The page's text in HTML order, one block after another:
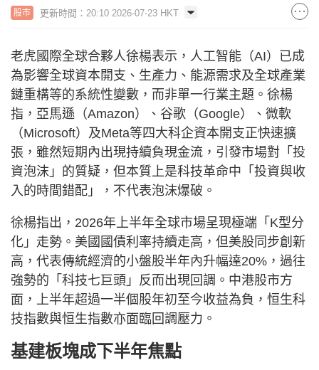
股市 更新時間：20:10 2026-07-23 HKT
老虎國際全球合夥人徐楊表示，人工智能（AI）已成
為影響全球資本開支、生產力、能源需求及全球產業
鏈重構等的系統性變數，而非單一行業主題。徐楊
指，亞馬遜（Amazon）、谷歌（Google）、微軟
（Microsoft）及Meta等四大科企資本開支正快速擴
張，雖然短期內出現持續負現金流，引發市場對「投
資泡沫」的質疑，但本質上是科技革命中「投資與收
入的時間錯配」，不代表泡沫爆破。
徐楊指出，2026年上半年全球市場呈現極端「K型分
化」走勢。美國國債利率持續走高，但美股同步創新
高，代表傳統經濟的小盤股半年內升幅達20%，過往
強勢的「科技七巨頭」反而出現回調。中港股市方
面，上半年超過一半個股年初至今收益為負，恒生科
技指數與恒生指數亦面臨回調壓力。
基建板塊成下半年焦點